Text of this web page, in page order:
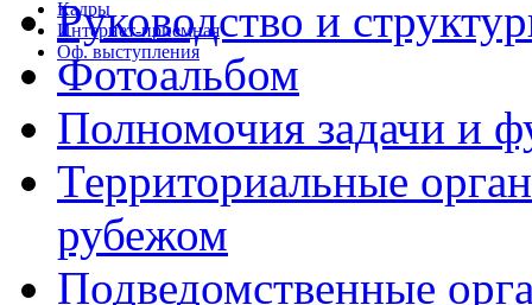
Кадры
Интернет-приемная
Оф. выступления
Руководство и
Фотоальбом
Полномочия задачи и
Территориальные
рубежом
Подведомственные